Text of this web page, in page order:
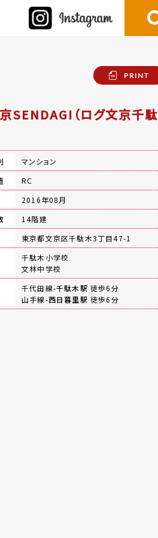
PRINT
SENDAGI（ログ文京千駄
マンション
RC
2016年08月
14階建
東京都文京区千駄木3丁目47-1
千駄木小学校
文林中学校
千代田線-千駄木駅 徒歩6分
山手線-西日暮里駅 徒歩6分